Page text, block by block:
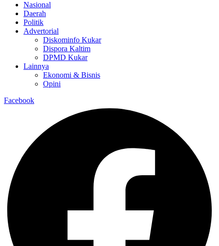
Nasional
Daerah
Politik
Advertorial
Diskominfo Kukar
Dispora Kaltim
DPMD Kukar
Lainnya
Ekonomi & Bisnis
Opini
Facebook